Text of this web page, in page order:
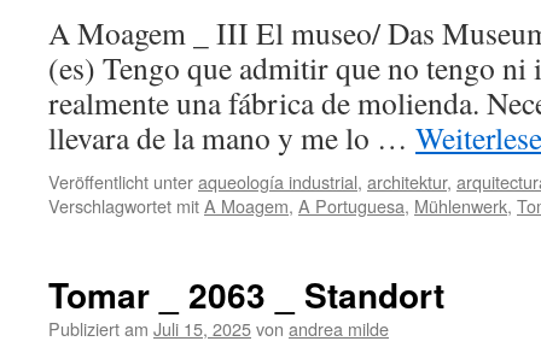
A Moagem _ III El museo/ Das
(es) Tengo que admitir que no tengo ni
realmente una fábrica de molienda.
llevara de la mano y me lo …
Veröffentlicht unteraqueología industrial, architektur,
Verschlagwortet mitA Moagem, A Portuguesa, Mühlenwerk,
Tomar _ 2063 _ Standort
Publiziert am Juli 15, 2025von andrea milde